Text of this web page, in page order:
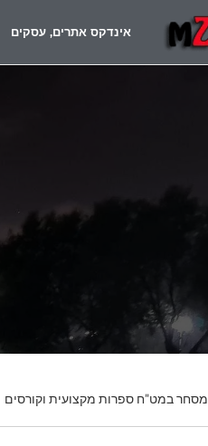
אינדקס אתרים, עסקים
מסחר במט"ח ספרות מקצועית וקורסים